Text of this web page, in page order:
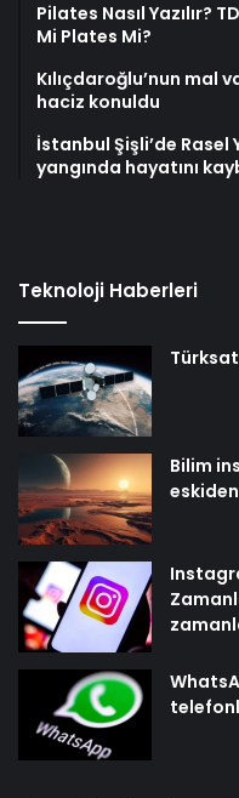
Pilates Nasıl Yazılır?
Mi Plates Mi?
Kılıçdaroğlu’nun mal
haciz konuldu
İstanbul Şişli’de Rasel
yangında hayatını
Teknoloji Haberleri
Türksat
Bilim